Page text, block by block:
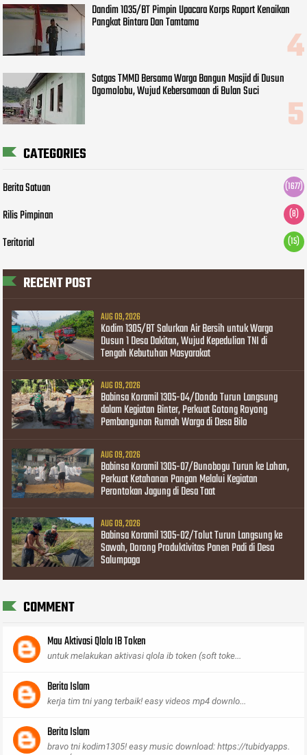
Dandim 1035/BT Pimpin Upacara Korps Raport Kenaikan
Pangkat Bintara Dan Tamtama
Satgas TMMD Bersama Warga Bangun Masjid di Dusun
Ogomolobu, Wujud Kebersamaan di Bulan Suci
CATEGORIES
Berita Satuan (1677)
Rilis Pimpinan (8)
Teritorial (15)
RECENT POST
AUG 09, 2026
Kodim 1305/BT Salurkan Air Bersih untuk Warga
Dusun 1 Desa Dakitan, Wujud Kepedulian TNI di
Tengah Kebutuhan Masyarakat
AUG 09, 2026
Babinsa Koramil 1305-04/Dondo Turun Langsung
dalam Kegiatan Binter, Perkuat Gotong Royong
Pembangunan Rumah Warga di Desa Bilo
AUG 09, 2026
Babinsa Koramil 1305-07/Bunobogu Turun ke Lahan,
Perkuat Ketahanan Pangan Melalui Kegiatan
Perontokan Jagung di Desa Taat
AUG 09, 2026
Babinsa Koramil 1305-02/Tolut Turun Langsung ke
Sawah, Dorong Produktivitas Panen Padi di Desa
Salumpaga
COMMENT
Mau Aktivasi Qlola IB Token
untuk melakukan aktivasi qlola ib token (soft toke...
Berita Islam
kerja tim tni yang terbaik! easy videos mp4 downlo...
Berita Islam
bravo tni kodim1305! easy music download: https://tubidyapps.